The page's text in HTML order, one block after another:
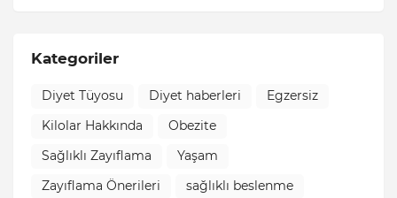
Kategoriler
Diyet Tüyosu Diyet haberleri
Egzersiz
Kilolar Hakkında
Obezite
Sağlıklı Zayıflama
Yaşam
Zayıflama Önerileri
sağlıklı beslenme